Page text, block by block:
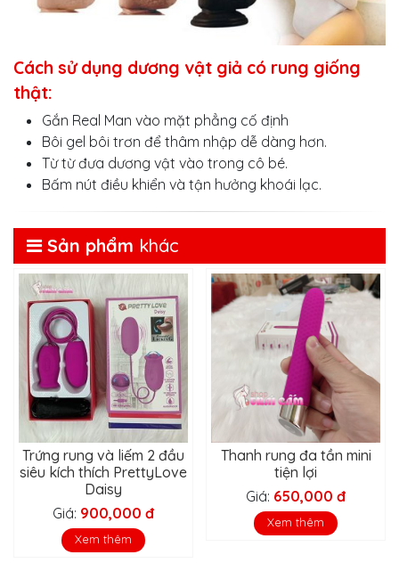
Cách sử dụng dương vật giả có rung giống
thật:
Gắn Real Man vào mặt phẳng cố định
Bôi gel bôi trơn để thâm nhập dễ dàng hơn.
Từ từ đưa dương vật vào trong cô bé.
Bấm nút điều khiển và tận hưởng khoái lạc.
Sản phẩm khác
Trứng rung và liếm 2 đầu
siêu kích thích PrettyLove
Daisy
Giá: 900,000 đ
Xem thêm
Thanh rung đa tần mini
tiện lợi
Giá: 650,000 đ
Xem thêm